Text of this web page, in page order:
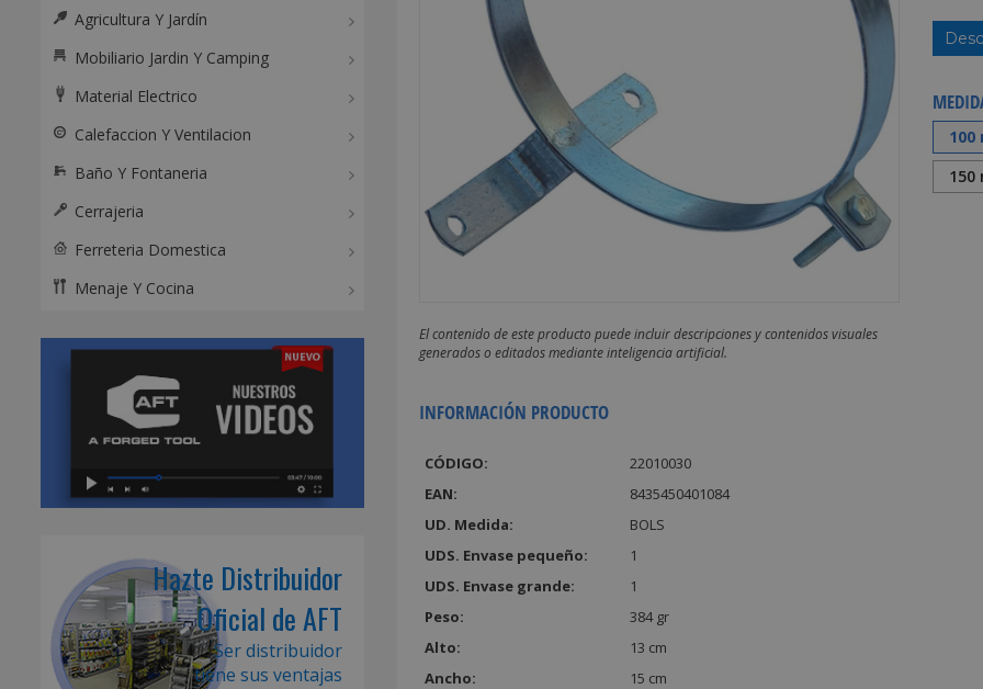
El contenido de este producto puede incluir descripciones y contenidos visuales
generados o editados mediante inteligencia artificial.
INFORMACIÓN PRODUCTO
CÓDIGO:
22010030
EAN:
8435450401084
UD. Medida:
BOLS
UDS. Envase pequeño:
1
UDS. Envase grande:
1
Peso:
384 gr
Alto:
13 cm
Ancho:
15 cm
100
150
Agricultura Y Jardín
Mobiliario Jardin Y Camping
Material Electrico
Calefaccion Y Ventilacion
Baño Y Fontaneria
Cerrajeria
Ferreteria Domestica
Menaje Y Cocina
Hazte Distribuidor
Oficial de AFT
Ser distribuidor
tiene sus ventajas